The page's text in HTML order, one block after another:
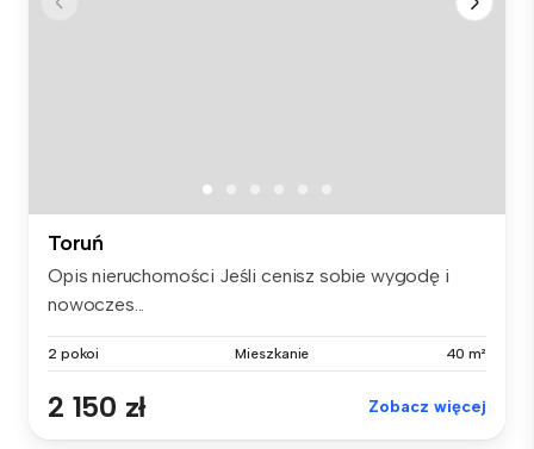
Toruń
Opis nieruchomości Jeśli cenisz sobie wygodę i
nowoczes...
2 pokoi Mieszkanie 40 m²
2 150 zł Zobacz więcej